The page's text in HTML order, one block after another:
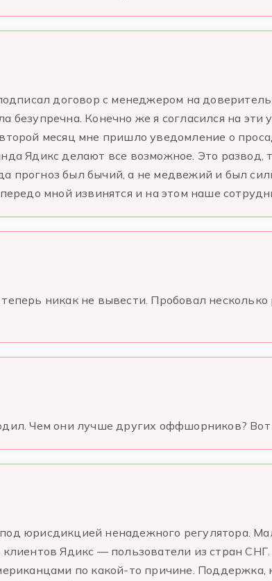
договор с менеджером на
безупречна. Конечно же я согласился на
месяц мне пришло уведомление о
Ядикс делают все возможное. Это развод,
прогноз был бычий, а не медвежий и был
мной извинятся и на этом наше
никак не вывести. Пробовал
Чем они лучше других оффшорников?
юрисдикцией ненадежного регулятора.
Ядикс — пользователи из стран
по какой-то причине. Поддержка,